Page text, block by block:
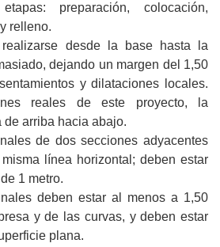
preparación, colocación,
relleno.
desde la base hasta la
dejando un margen del 1,50
y dilataciones locales.
reales de este proyecto, la
arriba hacia abajo.
de dos secciones adyacentes
línea horizontal; deben estar
1 metro.
deben estar al menos a 1,50
y de las curvas, y deben estar
plana.